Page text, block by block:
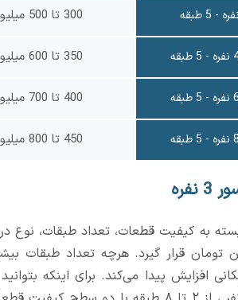
300 تا 500 میلیون تومان
350 تا 600 میلیون تومان
400 تا 700 میلیون تومان
450 تا 800 میلیون تومان
۳ نفره بسته به کیفیت قطعات، تعداد
تا 300 میلیون تومان قرار گیرد. هرچه
افزایش پیدا می‌کند. برای اینکه